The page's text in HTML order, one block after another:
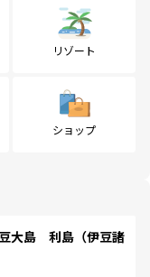
リゾート
ショップ
大島 利島（伊豆諸